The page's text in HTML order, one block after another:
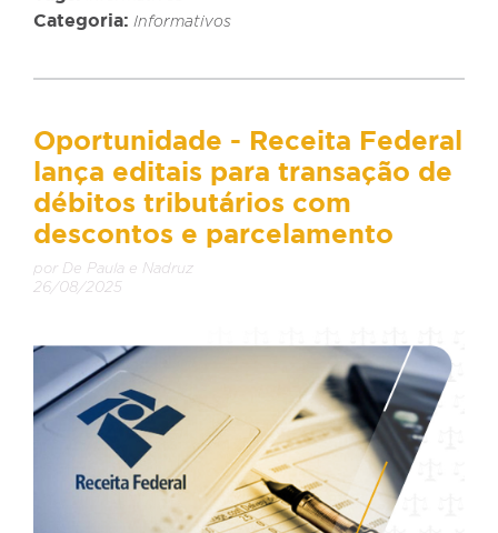
Categoria: Informativos
Oportunidade - Receita Federal
lança editais para transação de
débitos tributários com
descontos e parcelamento
por De Paula e Nadruz
26/08/2025